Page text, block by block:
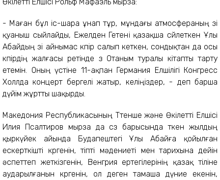
- Маған бұл іс-шара ұнап тұр, мұндағы атмосфераның өзі
қуаныш сыйлайды, Ежелден Гетені қазақша сөйлеткен Ұлы
Абайдың өзі айнымас көпір салып кеткен, сондықтан да осы
көпірдің жалғасы ретінде өз Отаным туралы кітапты тарту
етемін. Оның үстіне 11-ақпан Германия Елшілігі Конгресс
Холлда концерт бергелі жатыр, келіңіздер, - деп барша
дүйім жұртты шақырды.
Македония Республикасының Төтенше және Өкілетті Елшісі
Илия Псалтиров мырза да сөз барысында өткен жылдың
қыркүйек айында Будапештегі Ұлы Абайға қойылған
ескерткішті көргенін, тіпті мәдениеті мен тарихына дейін
әспеттеп жеткізгенін, Венгрия ертегілерінің қазақ тіліне
аударылғанын көргенін, ол деген тамаша дүние екенін,